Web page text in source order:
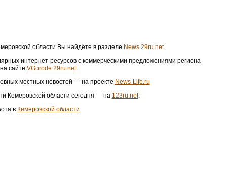
области Вы найдёте в разделе News.29ru.net.
интернет-ресурсов с коммерческими предложениями региона
сайте VGorode.29ru.net.
местных новостей — на проекте News-Life.ru
Кемеровской области сегодня — на 123ru.net.
в Кемеровской области.